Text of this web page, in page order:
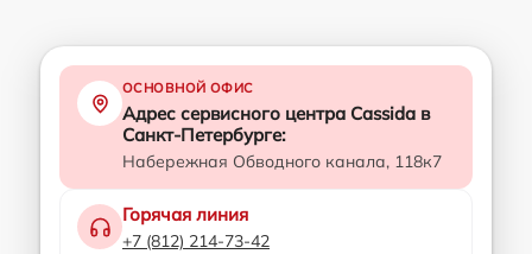
ОСНОВНОЙ ОФИС
Адрес сервисного центра Cassida в
Санкт-Петербурге:
Набережная Обводного канала, 118к7
Горячая линия
+7 (812) 214-73-42